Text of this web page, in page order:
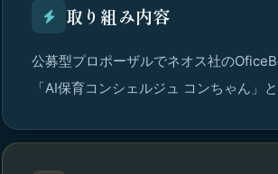
取り組み内容
公募型プロポーザルでネオス社の
「AI保育コンシェルジュ コンちゃん」